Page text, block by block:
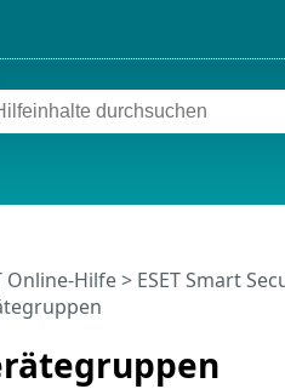
Online-Hilfe> ESET Smart